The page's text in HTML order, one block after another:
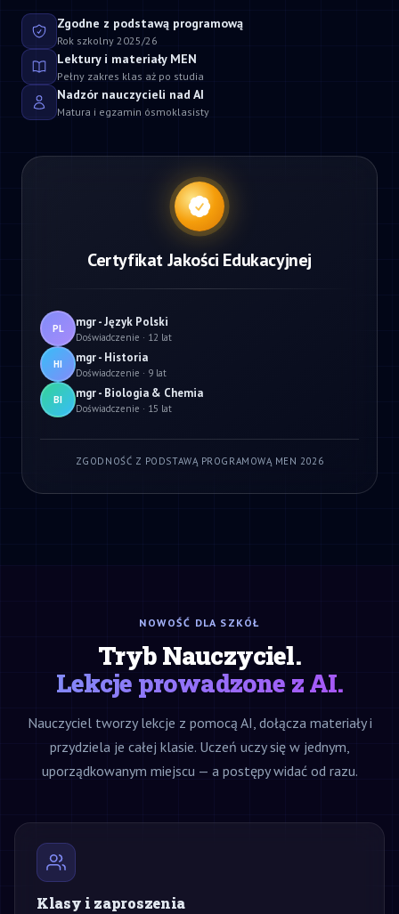
Zgodne z podstawą programową
Rok szkolny 2025/26
Lektury i materiały MEN
Pełny zakres klas aż po studia
Nadzór nauczycieli nad AI
Matura i egzamin ósmoklasisty
Certyfikat Jakości Edukacyjnej
PL mgr - Język Polski
Doświadczenie · 12 lat
HI mgr - Historia
Doświadczenie · 9 lat
BI mgr - Biologia & Chemia
Doświadczenie · 15 lat
ZGODNOŚĆ Z PODSTAWĄ PROGRAMOWĄ MEN 2026
NOWOŚĆ DLA SZKÓŁ
Tryb Nauczyciel.
Lekcje prowadzone z AI.
Nauczyciel tworzy lekcje z pomocą AI, dołącza materiały i
przydziela je całej klasie. Uczeń uczy się w jednym,
uporządkowanym miejscu — a postępy widać od razu.
Klasy i zaproszenia